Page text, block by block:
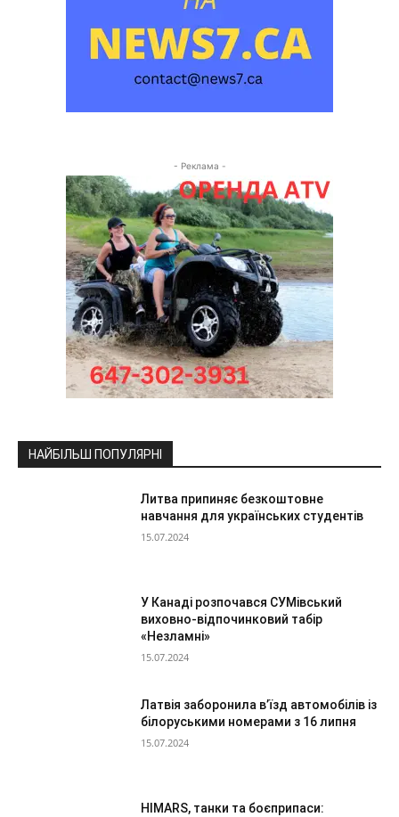
- Реклама -
НАЙБІЛЬШ ПОПУЛЯРНІ
Литва припиняє безкоштовне
навчання для українських студентів
15.07.2024
У Канаді розпочався СУМівський
виховно-відпочинковий табір
«Незламні»
15.07.2024
Латвія заборонила в’їзд автомобілів із
білоруськими номерами з 16 липня
15.07.2024
HIMARS, танки та боєприпаси: